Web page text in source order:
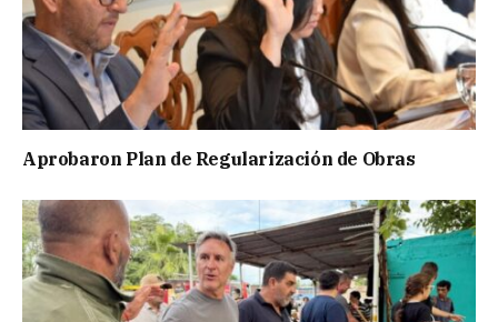
Aprobaron Plan de Regularización de Obras